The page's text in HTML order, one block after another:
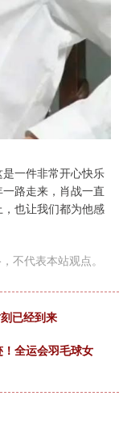
一件非常开心快乐
路走来，肖战一直
也让我们都为他感
不代表本站观点。
已经到来
全运会羽毛球女